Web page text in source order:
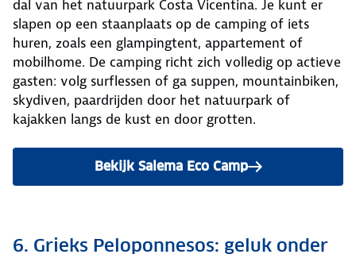
dal van het natuurpark Costa Vicentina. Je kunt er
slapen op een staanplaats op de camping of iets
huren, zoals een glampingtent, appartement of
mobilhome. De camping richt zich volledig op actieve
gasten: volg surflessen of ga suppen, mountainbiken,
skydiven, paardrijden door het natuurpark of
kajakken langs de kust en door grotten.
Bekijk Salema Eco Camp
6. Grieks Peloponnesos: geluk onder